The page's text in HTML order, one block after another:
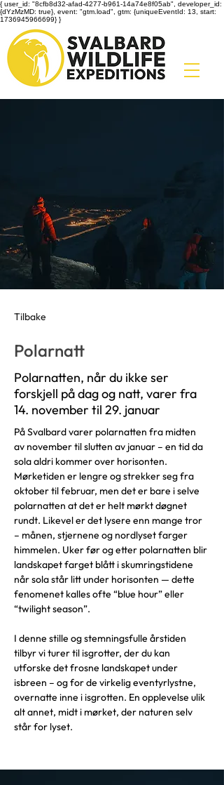
{ user_id: "8cfb8d32-afad-4277-b961-14a74e8f05ab", developer_id:
{dYzMzMD: true}, event: "gtm.load", gtm: {uniqueEventId: 13, start:
1736945966699} }
Tilbake
Polarnatt
Polarnatten, når du ikke ser
forskjell på dag og natt, varer fra
14. november til 29. januar
På Svalbard varer polarnatten fra midten
av november til slutten av januar – en tid da
sola aldri kommer over horisonten.
Mørketiden er lengre og strekker seg fra
oktober til februar, men det er bare i selve
polarnatten at det er helt mørkt døgnet
rundt. Likevel er det lysere enn mange tror
– månen, stjernene og nordlyset farger
himmelen. Uker før og etter polarnatten blir
landskapet farget blått i skumringstidene
når sola står litt under horisonten — dette
fenomenet kalles ofte “blue hour” eller
“twilight season”.
I denne stille og stemningsfulle årstiden
tilbyr vi turer til isgrotter, der du kan
utforske det frosne landskapet under
isbreen – og for de virkelig eventyrlystne,
overnatte inne i isgrotten. En opplevelse ulik
alt annet, midt i mørket, der naturen selv
står for lyset.